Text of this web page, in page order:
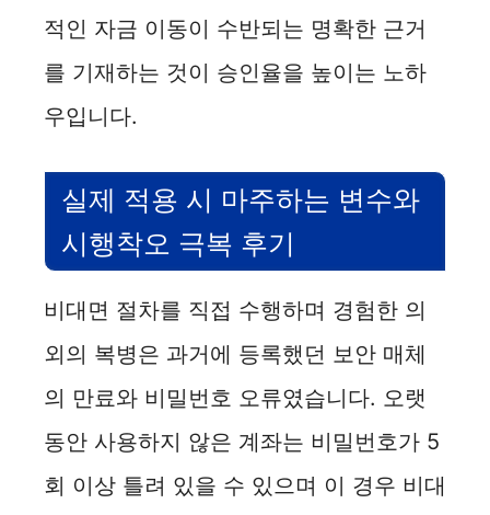
적인 자금 이동이 수반되는 명확한 근거
를 기재하는 것이 승인율을 높이는 노하
우입니다.
실제 적용 시 마주하는 변수와
시행착오 극복 후기
비대면 절차를 직접 수행하며 경험한 의
외의 복병은 과거에 등록했던 보안 매체
의 만료와 비밀번호 오류였습니다. 오랫
동안 사용하지 않은 계좌는 비밀번호가 5
회 이상 틀려 있을 수 있으며 이 경우 비대